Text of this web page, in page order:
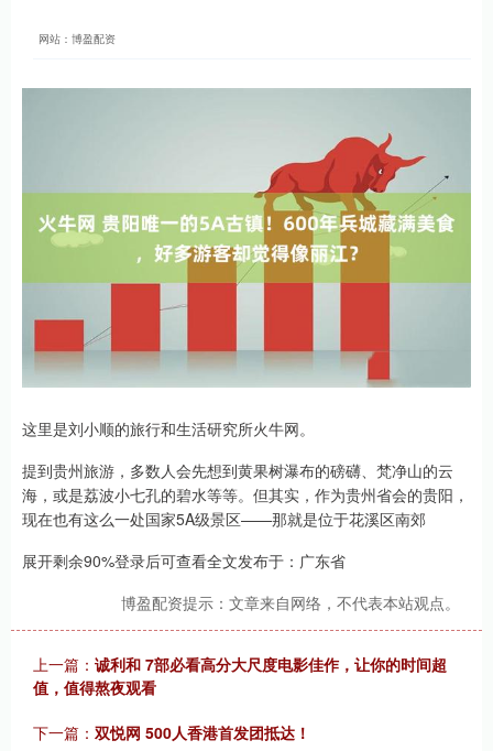
网站：博盈配资
这里是刘小顺的旅行和生活研究所火牛网。
提到贵州旅游，多数人会先想到黄果树瀑布的磅礴、梵净山的云
海，或是荔波小七孔的碧水等等。但其实，作为贵州省会的贵阳，
现在也有这么一处国家5A级景区——那就是位于花溪区南郊
展开剩余90%登录后可查看全文发布于：广东省
博盈配资提示：文章来自网络，不代表本站观点。
上一篇： 诚利和 7部必看高分大尺度电影佳作，让你的时间超
值，值得熬夜观看
下一篇： 双悦网 500人香港首发团抵达！